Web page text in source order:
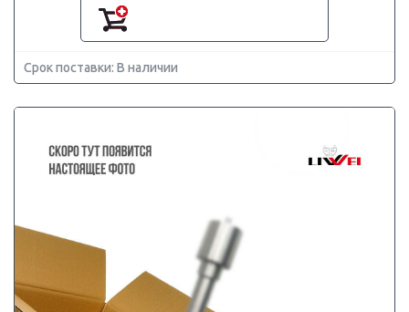
Срок поставки: В наличии